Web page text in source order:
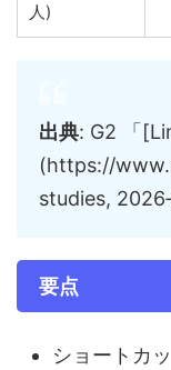
人)
出典: G2 「
(https://
studies,
要点
ショートカ